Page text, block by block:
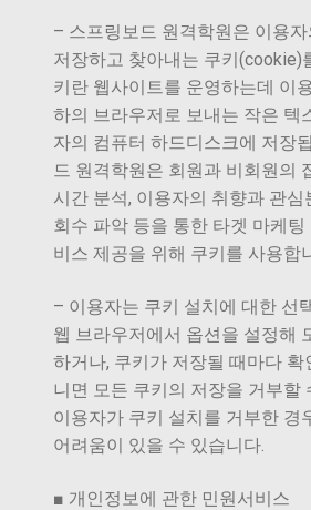
– 스프링보드 원격학원은 이용
저장하고 찾아내는 쿠키(cookie)
키란 웹사이트를 운영하는데 이
하의 브라우저로 보내는 작은 텍
자의 컴퓨터 하드디스크에 저장
드 원격학원은 회원과 비회원의
시간 분석, 이용자의 취향과 관심
회수 파악 등을 통한 타겟 마케팅
비스 제공을 위해 쿠키를 사용합
– 이용자는 쿠키 설치에 대한 선
웹 브라우저에서 옵션을 설정해
하거나, 쿠키가 저장될 때마다 확
니면 모든 쿠키의 저장을 거부할
이용자가 쿠키 설치를 거부한 경
어려움이 있을 수 있습니다.
■ 개인정보에 관한 민원서비스